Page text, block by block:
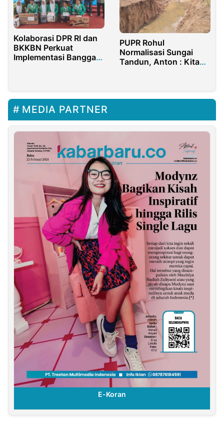
Kolaborasi DPR RI dan
BKKBN Perkuat
Implementasi Bangga
PUPR Rohul
Normalisasi Sungai
Tandun, Anton : Kita
MEDIA PARTNER
E-Koran